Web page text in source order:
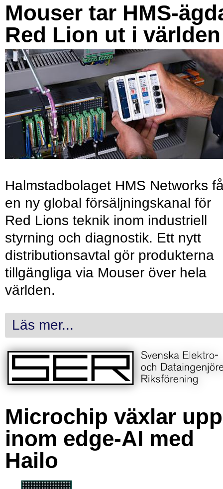
Mouser tar HMS-
Red Lion ut i världen
Halmstadbolaget HMS Networks
en ny global försäljningskanal för
Red Lions teknik inom industriell
styrning och diagnostik. Ett nytt
distributionsavtal gör produkterna
tillgängliga via Mouser över hela
världen.
Läs mer...
Microchip växlar upp
inom edge-AI med
Hailo